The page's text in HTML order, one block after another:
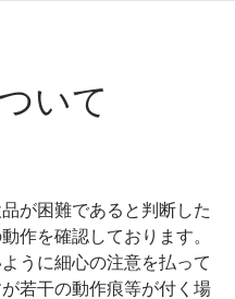
いて
が困難であると判断した
作を確認しております。
うに細心の注意を払って
若干の動作痕等が付く場